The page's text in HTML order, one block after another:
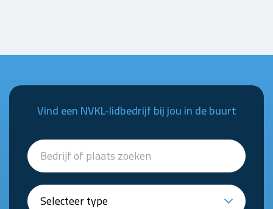
Vind een NVKL-lidbedrijf bij jou in de buurt